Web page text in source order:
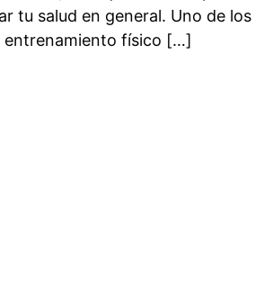
tu salud en general. Uno de los
entrenamiento físico […]